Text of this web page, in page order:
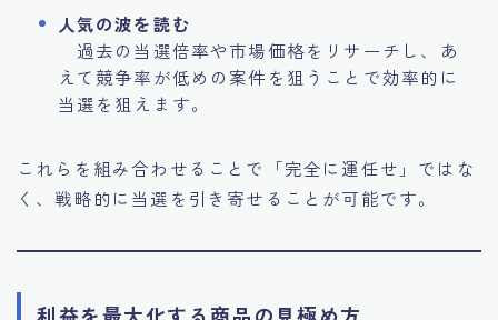
人気の波を読む
過去の当選倍率や市場価格をリサーチし、あ
えて競争率が低めの案件を狙うことで効率的に
当選を狙えます。
これらを組み合わせることで「完全に運任せ」ではな
く、戦略的に当選を引き寄せることが可能です。